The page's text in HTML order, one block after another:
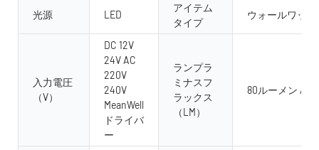
光源 LED
アイテム
タイプ
ウォールワッ
入力電圧
（V）
DC 12V
24V AC
220V
240V
MeanWell
ドライバ
ー
ランプラ
ミナスフ
ラックス
（LM）
80ルーメン /w